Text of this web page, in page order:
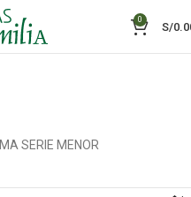
0
S/
SERIE MENOR